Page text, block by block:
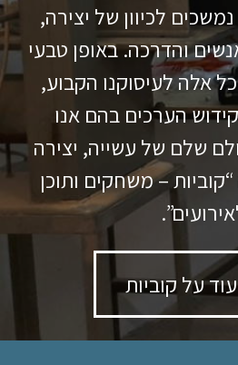
לכיוון של יצירה,
והדרכה. באופן טבעי
אלה לעיסוקנו הקבוע,
הערכים בהם אנו
שלם של עשייה, יצירה
– משחקים ותוכן
על קוביות